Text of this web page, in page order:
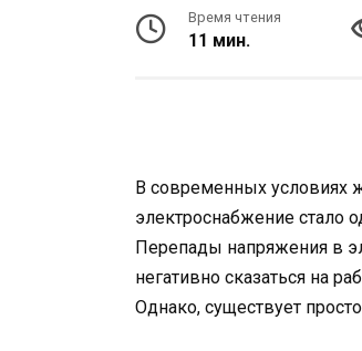
Время чтения
11 мин.
В современных условиях
электроснабжение стало
Перепады напряжения в
негативно сказаться на
Однако, существует